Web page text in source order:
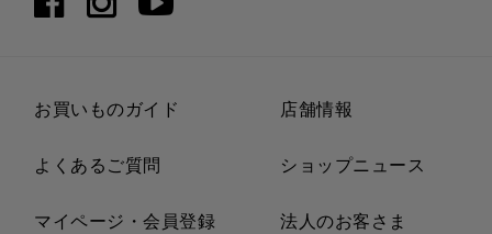
お買いものガイド
よくあるご質問
マイページ・会員登録
店舗情報
ショップニュース
法人のお客さま